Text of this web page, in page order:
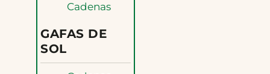
Cadenas
GAFAS DE
SOL